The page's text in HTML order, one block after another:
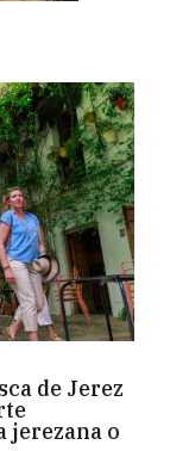
de Jerez
jerezana o